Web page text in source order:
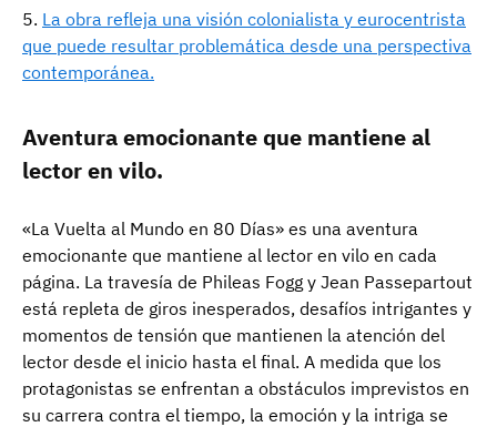
La obra refleja una visión colonialista y eurocentrista
que puede resultar problemática desde una perspectiva
contemporánea.
Aventura emocionante que mantiene al
lector en vilo.
«La Vuelta al Mundo en 80 Días» es una aventura
emocionante que mantiene al lector en vilo en cada
página. La travesía de Phileas Fogg y Jean Passepartout
está repleta de giros inesperados, desafíos intrigantes y
momentos de tensión que mantienen la atención del
lector desde el inicio hasta el final. A medida que los
protagonistas se enfrentan a obstáculos imprevistos en
su carrera contra el tiempo, la emoción y la intriga se